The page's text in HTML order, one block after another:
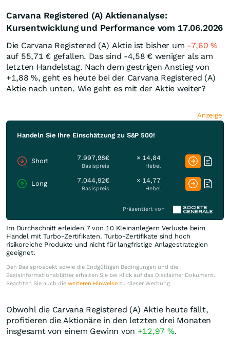
Carvana Registered (A) Aktienanalyse:
Kursentwicklung und Performance vom 17.06.2026
Die Carvana Registered (A) Aktie ist bisher um -7,60%
auf 55,71 € gefallen. Das sind -4,58€weniger als am
letzten Handelstag. Nach dem gestrigen Anstieg von
+1,88%, geht es heute bei der Carvana Registered (A)
Aktie nach unten. Wie geht es mit der Aktie weiter?
Anzeige
Handeln Sie Ihre Einschätzung zu S&P 500!
Short 7.997,98€
Basispreis
× 14,84
Hebel
Long 7.044,92€
Basispreis
× 14,77
Hebel
Präsentiert von
Im Durchschnitt erleiden 7 von 10 Kleinanlegern Verluste beim
Handel mit Turbo-Zertifikaten. Turbo-Zertifikate sind hoch
risikoreiche Produkte und nicht für langfristige Anlagestrategien
geeignet.
Den Basisprospekt sowie die Endgültigen Bedingungen und die
Basisinformationsblätter erhalten Sie bei Klick auf das Disclaimer Dokument.
Beachten Sie auch die weiteren Hinweise zu dieser Werbung.
Obwohl die Carvana Registered (A) Aktie heute fällt,
profitieren die Aktionäre in den letzten drei Monaten
insgesamt von einem Gewinn von +12,97 %.